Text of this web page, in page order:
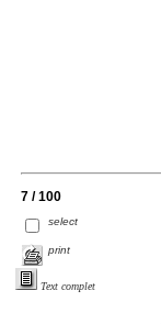
7 / 100
select
print
Text complet